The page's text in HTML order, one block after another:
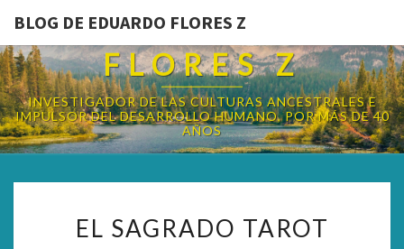
BLOG DE EDUARDO FLORES Z
BLOG DE EDUARDO
FLORES Z
INVESTIGADOR DE LAS CULTURAS ANCESTRALES E
IMPULSOR DEL DESARROLLO HUMANO, POR MÁS DE 40
AÑOS
SAGRADO
EL SAGRADO TAROT